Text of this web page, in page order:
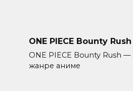
ONE PIECE Bounty Rush
ONE PIECE Bounty Rush —
жанре аниме